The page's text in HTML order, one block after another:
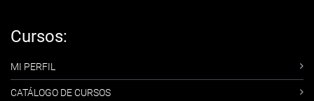
Cursos:
MI PERFIL
CATÁLOGO DE CURSOS